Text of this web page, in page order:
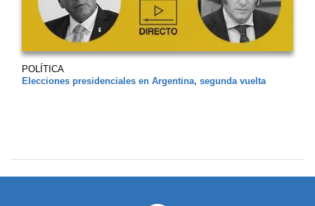
POLÍTICA
Elecciones presidenciales en Argentina, segunda vuelta